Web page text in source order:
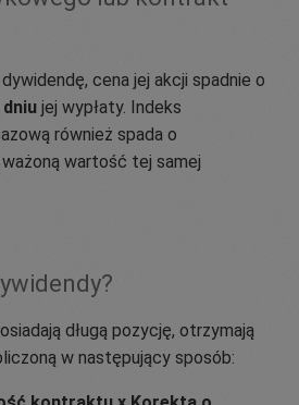
cena jej akcji spadnie o
dniu jej wypłaty. Indeks
również spada o
wartość tej samej
długą pozycję, otrzymają
w następujący sposób: